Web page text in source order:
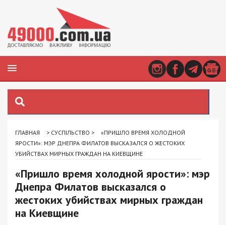
ГЛАВНАЯ > СУСПІЛЬСТВО >
«ПРИШЛО ВРЕМЯ ХОЛОДНОЙ
ЯРОСТИ»: МЭР ДНЕПРА ФИЛАТОВ ВЫСКАЗАЛСЯ О ЖЕСТОКИХ
УБИЙСТВАХ МИРНЫХ ГРАЖДАН НА КИЕВЩИНЕ
«Пришло время холодной ярости»: мэр
Днепра Филатов высказался о
жестоких убийствах мирных граждан
на Киевщине